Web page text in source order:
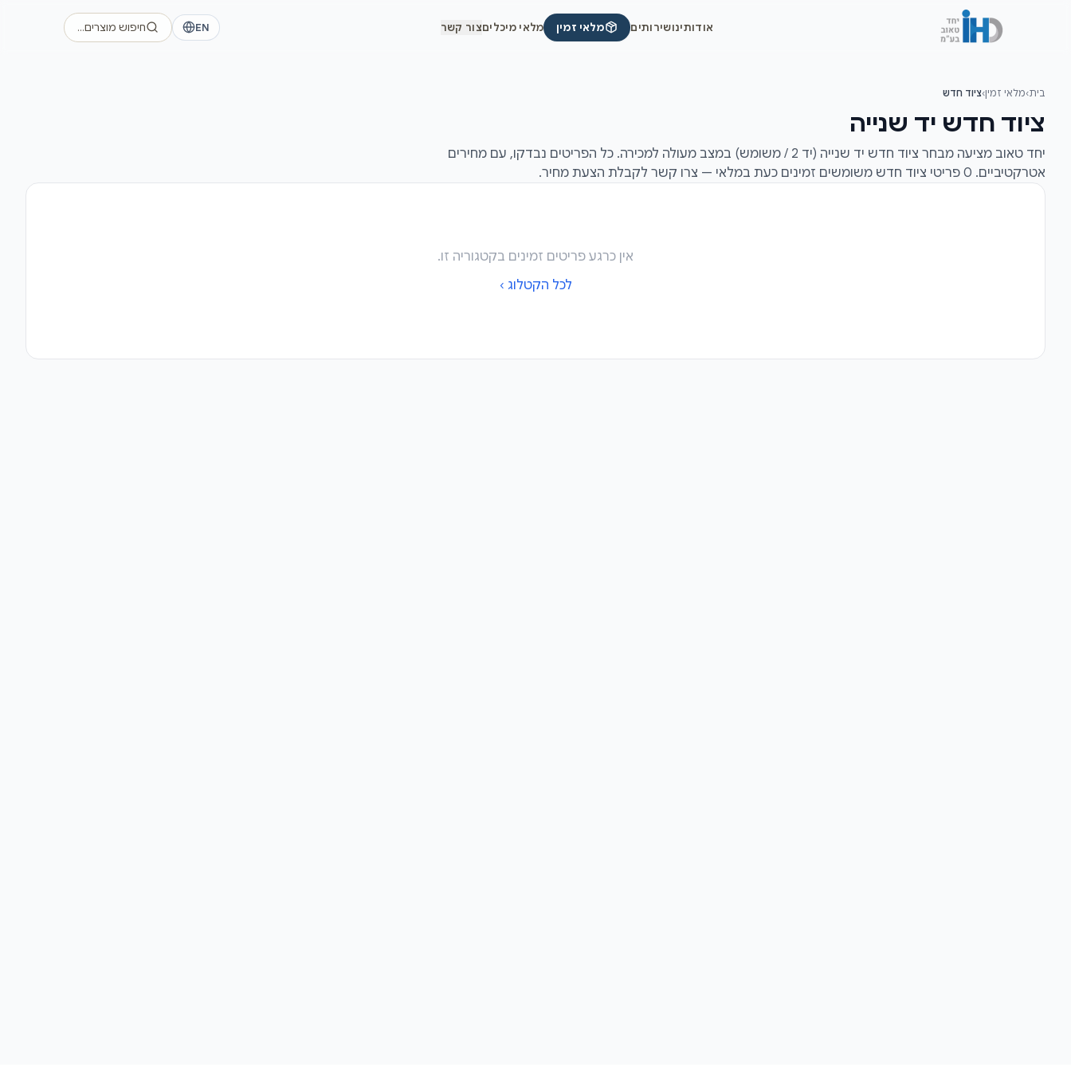
אודותינושירותים מלאי זמין מלאי מיכליםצור קשר EN חיפוש מוצרים…
בית›מלאי זמין›ציוד חדש
ציוד חדש יד שנייה
יחד טאוב מציעה מבחר ציוד חדש יד שנייה (יד 2 / משומש) במצב מעולה למכירה. כל הפריטים נבדקו, עם מחירים
אטרקטיביים. 0 פריטי ציוד חדש משומשים זמינים כעת במלאי — צרו קשר לקבלת הצעת מחיר.
אין כרגע פריטים זמינים בקטגוריה זו.
לכל הקטלוג ›